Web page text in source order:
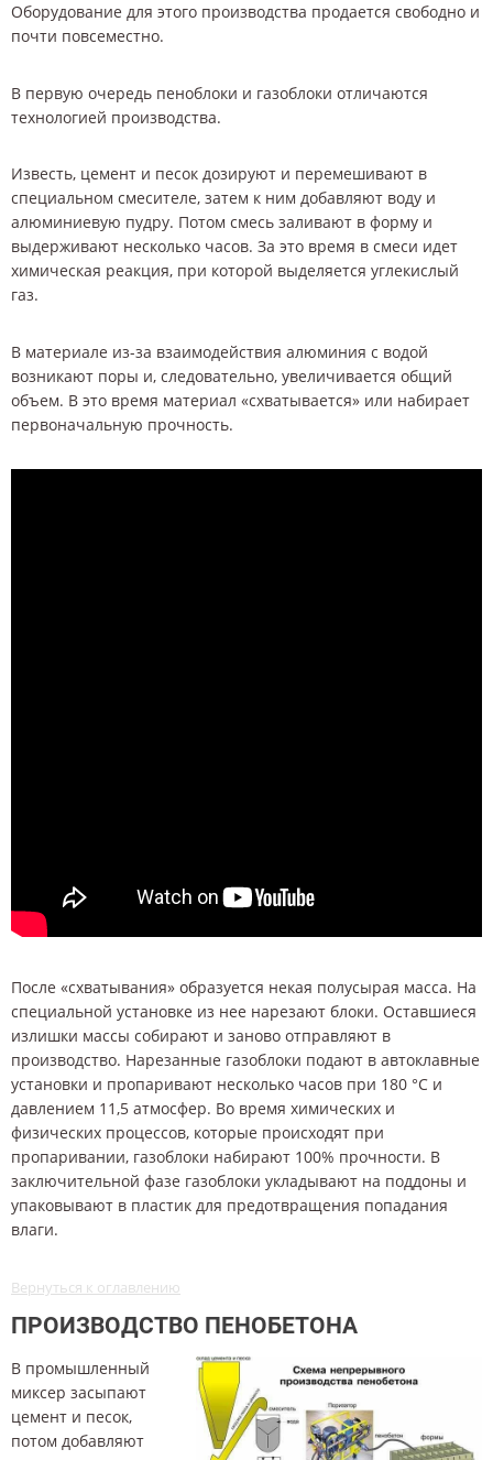
Оборудование для этого производства продается свободно и
почти повсеместно.
В первую очередь пеноблоки и газоблоки отличаются
технологией производства.
Известь, цемент и песок дозируют и перемешивают в
специальном смесителе, затем к ним добавляют воду и
алюминиевую пудру. Потом смесь заливают в форму и
выдерживают несколько часов. За это время в смеси идет
химическая реакция, при которой выделяется углекислый
газ.
В материале из-за взаимодействия алюминия с водой
возникают поры и, следовательно, увеличивается общий
объем. В это время материал «схватывается» или набирает
первоначальную прочность.
После «схватывания» образуется некая полусырая масса. На
специальной установке из нее нарезают блоки. Оставшиеся
излишки массы собирают и заново отправляют в
производство. Нарезанные газоблоки подают в автоклавные
установки и пропаривают несколько часов при 180 °C и
давлением 11,5 атмосфер. Во время химических и
физических процессов, которые происходят при
пропаривании, газоблоки набирают 100% прочности. В
заключительной фазе газоблоки укладывают на поддоны и
упаковывают в пластик для предотвращения попадания
влаги.
Вернуться к оглавлению
ПРОИЗВОДСТВО ПЕНОБЕТОНА
В промышленный
миксер засыпают
цемент и песок,
потом добавляют